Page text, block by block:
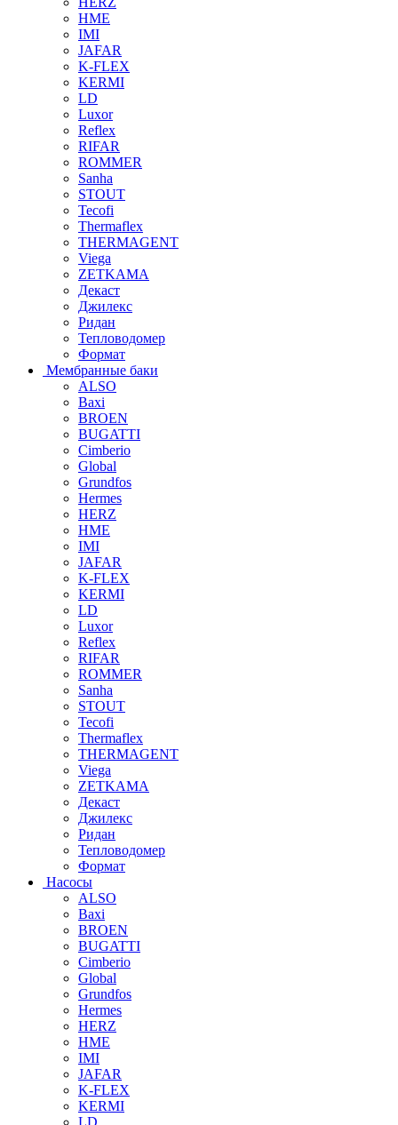
HME
IMI
JAFAR
K-FLEX
KERMI
LD
Luxor
Reflex
RIFAR
ROMMER
Sanha
STOUT
Tecofi
Thermaflex
THERMAGENT
Viega
ZETKAMA
Декаст
Джилекс
Ридан
Тепловодомер
Формат
Мембранные баки
ALSO
Baxi
BROEN
BUGATTI
Cimberio
Global
Grundfos
Hermes
HERZ
HME
IMI
JAFAR
K-FLEX
KERMI
LD
Luxor
Reflex
RIFAR
ROMMER
Sanha
STOUT
Tecofi
Thermaflex
THERMAGENT
Viega
ZETKAMA
Декаст
Джилекс
Ридан
Тепловодомер
Формат
Насосы
ALSO
Baxi
BROEN
BUGATTI
Cimberio
Global
Grundfos
Hermes
HERZ
HME
IMI
JAFAR
K-FLEX
KERMI
LD